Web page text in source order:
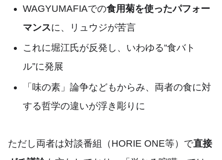
WAGYUMAFIAでの食用菊を使ったパフォー
マンスに、リュウジが苦言
これに堀江氏が反発し、いわゆる“食バト
ル”に発展
「味の素」論争などもからみ、両者の食に対
する哲学の違いが浮き彫りに
ただし両者は対談番組（HORIE ONE等）で直接